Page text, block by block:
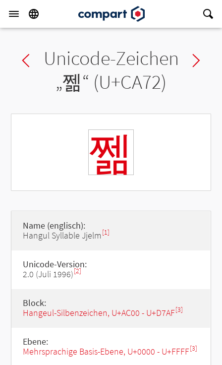
Previous char
Unicode-Zeichen
„쩲“ (U+CA72)
쩲
Name (englisch):
Hangul Syllable Jjelm [1]
Unicode-Version:
2.0 (Juli 1996)[2]
Block:
Hangeul-Silbenzeichen, U+AC00 - U+D7AF[3]
Ebene:
Mehrsprachige Basis-Ebene, U+0000 - U+FFFF[3]